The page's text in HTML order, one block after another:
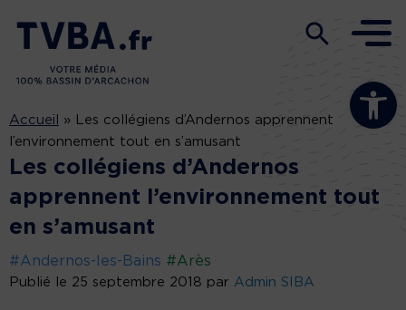
Ouvrir la
Accueil »
Les collégiens d’Andernos apprennent
l’environnement tout en s’amusant
Les collégiens d’Andernos
apprennent l’environnement tout
en s’amusant
#Andernos-les-Bains #Arès
Publié le 25 septembre 2018 par Admin SIBA